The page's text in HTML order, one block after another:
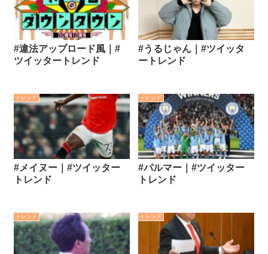
#違法アップロード風｜#
ツイッタートレンド
#うるじゃん｜#ツイッタ
ートレンド
トレンド
#メイヌー｜#ツイッター
トレンド
トレンド
#パルマー｜#ツイッター
トレンド
トレンド トレンド